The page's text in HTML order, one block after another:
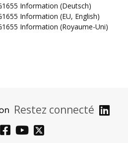
Information (Deutsch)
Information (EU, English)
Information (Royaume-Uni)
Restez connecté